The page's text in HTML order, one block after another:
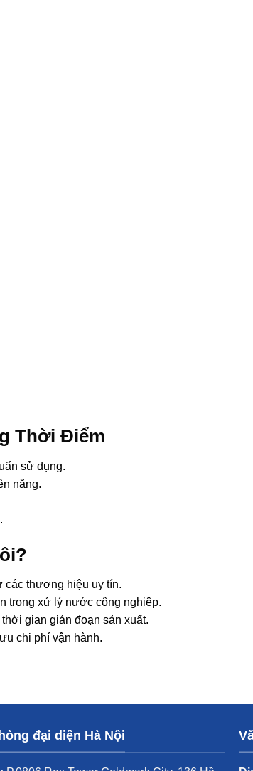
Thời Điểm
sử dụng.
năng.
thương hiệu uy tín.
trong xử lý nước công nghiệp.
gian gián đoạn sản xuất.
chi phí vận hành.
đại diện Hà Nội